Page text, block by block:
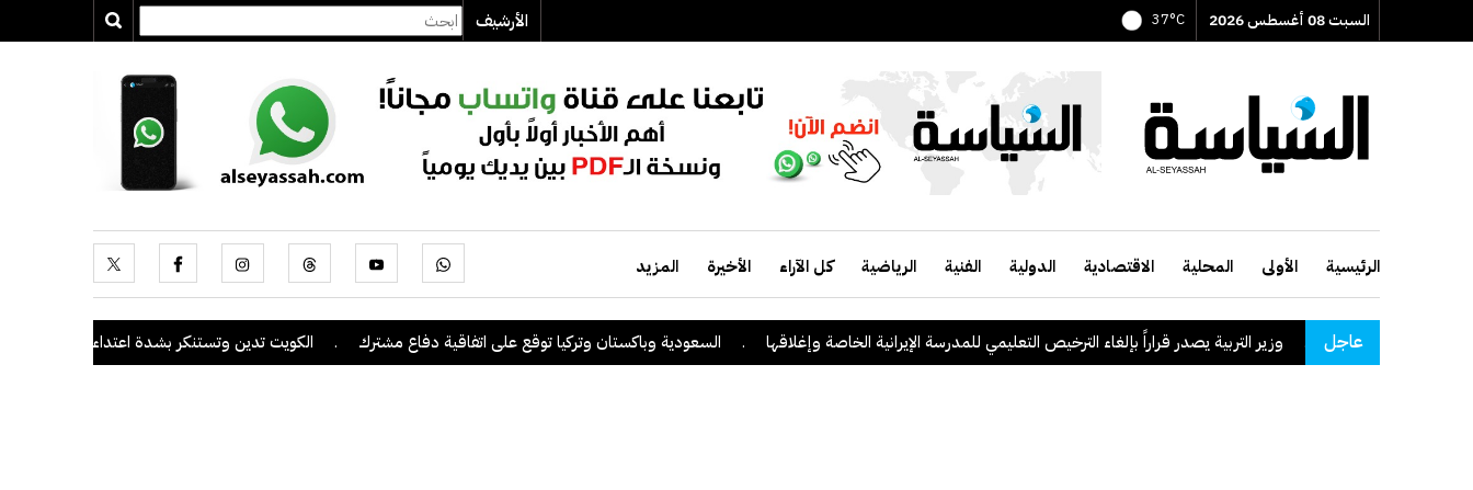
السبت 08 أغسطس 2026 37°C الأرشيف
الرئيسية الأولى المحلية الاقتصادية الدولية الفنية الرياضية كل الآراء الأخيرة المزيد
عاجلوزير التربية يصدر قراراً بإلغاء الترخيص التعليمي للمدرسة الإيرانية الخاصة وإغلاقها . السعودية وباكستان وتركيا توقع على اتفاقية دفاع مشترك . الكويت تدين وتستنكر بشدة اعتداءات ميليشيا الحوثي